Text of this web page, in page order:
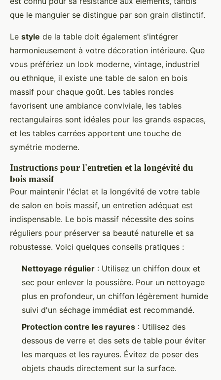
que le manguier se distingue par son grain distinctif.
Le style de la table doit également s'intégrer
harmonieusement à votre décoration intérieure. Que
vous préfériez un look moderne, vintage, industriel
ou ethnique, il existe une table de salon en bois
massif pour chaque goût. Les tables rondes
favorisent une ambiance conviviale, les tables
rectangulaires sont idéales pour les grands espaces,
et les tables carrées apportent une touche de
symétrie moderne.
Instructions pour l'entretien et la longévité du
bois massif
Pour maintenir l'éclat et la longévité de votre table
de salon en bois massif, un entretien adéquat est
indispensable. Le bois massif nécessite des soins
réguliers pour préserver sa beauté naturelle et sa
robustesse. Voici quelques conseils pratiques :
Nettoyage régulier : Utilisez un chiffon doux et
sec pour enlever la poussière. Pour un nettoyage
plus en profondeur, un chiffon légèrement humide
suivi d'un séchage immédiat est recommandé.
Protection contre les rayures : Utilisez des
dessous de verre et des sets de table pour éviter
les marques et les rayures. Évitez de poser des
objets chauds directement sur la surface.